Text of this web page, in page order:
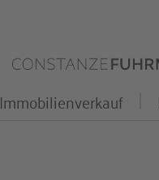
Immobilienverkauf